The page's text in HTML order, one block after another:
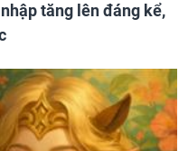
tăng lên đáng kể,